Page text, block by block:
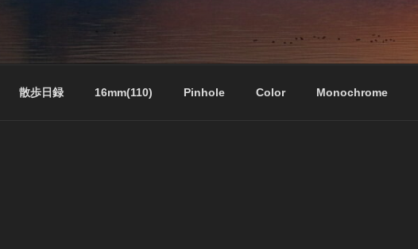
散歩日録 16mm(110) Pinhole Color Monochrome